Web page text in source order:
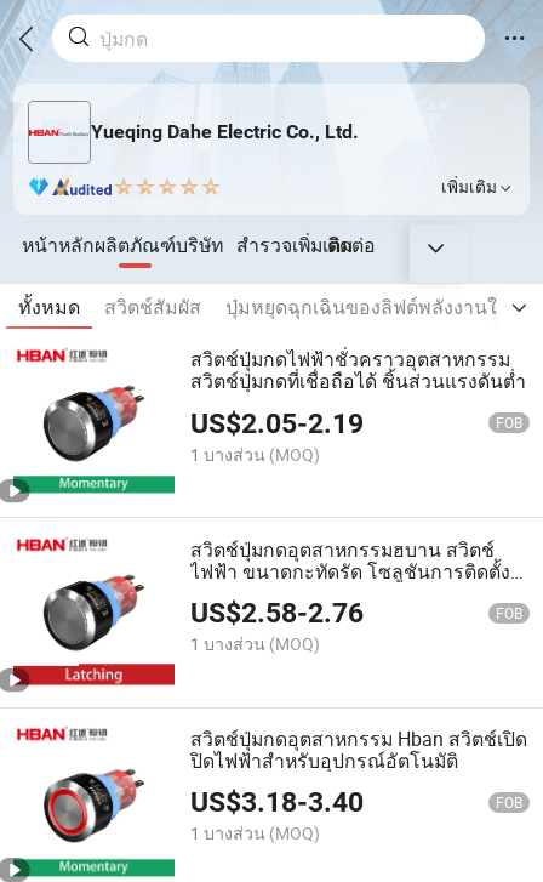
Yueqing Dahe Electric Co., Ltd.
เพิ่มเติม
หน้าหลักผลิตภัณฑ์บริษัท สำรวจเพิ่มเติมติดต่อ
ทั้งหมด สวิตช์สัมผัส
ปุ่มหยุดฉุกเฉินของลิฟต์พลังงานใหม่
สวิตช์ปุ่มกดไฟฟ้าชั่วคราวอุตสาหกรรม
สวิตช์ปุ่มกดที่เชื่อถือได้ ชิ้นส่วนแรงดันต่ำ
US$2.05-2.19 FOB
1 บางส่วน (MOQ)
สวิตช์ปุ่มกดอุตสาหกรรมฮบาน สวิตช์
ไฟฟ้า ขนาดกะทัดรัด โซลูชันการติดตั้ง
บนแผง
US$2.58-2.76 FOB
1 บางส่วน (MOQ)
สวิตช์ปุ่มกดอุตสาหกรรม Hban สวิตช์เปิด
ปิดไฟฟ้าสำหรับอุปกรณ์อัตโนมัติ
US$3.18-3.40 FOB
1 บางส่วน (MOQ)